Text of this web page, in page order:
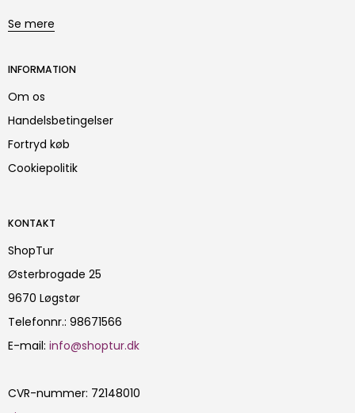
Se mere
INFORMATION
Om os
Handelsbetingelser
Fortryd køb
Cookiepolitik
KONTAKT
ShopTur
Østerbrogade 25
9670 Løgstør
Telefonnr.: 98671566
E-mail: info@shoptur.dk
CVR-nummer: 72148010